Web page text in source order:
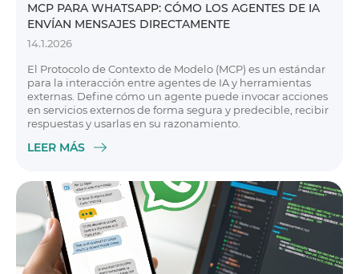
MCP PARA WHATSAPP: CÓMO LOS AGENTES DE IA
ENVÍAN MENSAJES DIRECTAMENTE
14.1.2026
El Protocolo de Contexto de Modelo (MCP) es un estándar
para la interacción entre agentes de IA y herramientas
externas. Define cómo un agente puede invocar acciones
en servicios externos de forma segura y predecible, recibir
respuestas y usarlas en su razonamiento.
LEER MÁS